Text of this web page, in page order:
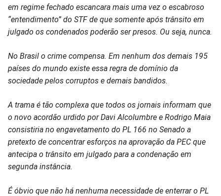
em regime fechado escancara mais uma vez o escabroso
“entendimento” do STF de que somente após trânsito em
julgado os condenados poderão ser presos. Ou seja, nunca.
No Brasil o crime compensa. Em nenhum dos demais 195
países do mundo existe essa regra de domínio da
sociedade pelos corruptos e demais bandidos.
A trama é tão complexa que todos os jornais informam que
o novo acordão urdido por Davi Alcolumbre e Rodrigo Maia
consistiria no engavetamento do PL 166 no Senado a
pretexto de concentrar esforços na aprovação da PEC que
antecipa o trânsito em julgado para a condenação em
segunda instância.
É óbvio que não há nenhuma necessidade de enterrar o PL